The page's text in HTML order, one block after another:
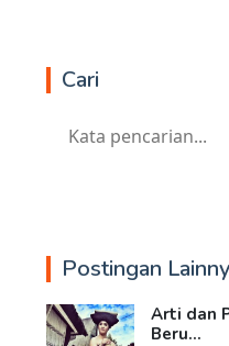
Cari
Postingan
Arti dan
Beru...